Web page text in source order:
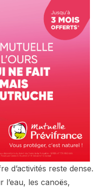
d’activités reste dense.
l’eau, les canoës,